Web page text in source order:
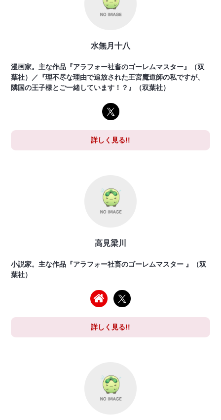
水無月十八
漫画家。主な作品『アラフォー社畜のゴーレムマスター』（双
葉社）／『理不尽な理由で追放された王宮魔道師の私ですが、
隣国の王子様とご一緒しています！？』（双葉社）
詳しく見る!!
高見梁川
小説家。主な作品『アラフォー社畜のゴーレムマスター 』（双
葉社）
詳しく見る!!